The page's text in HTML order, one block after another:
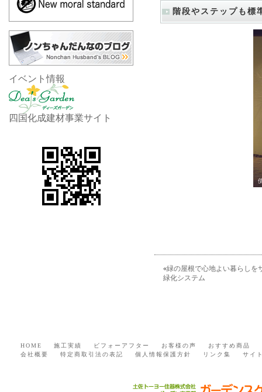
階段やステップも標
«緑の屋根で心地よい暮らしを
緑化システム
イベント情報
四国化成建材事業サイト
HOME 施工実績 ビフォーアフター お客様の声
おすすめ商品
会社概要
特定商取引法の表記 個人情報保護方針 リンク集 サイ